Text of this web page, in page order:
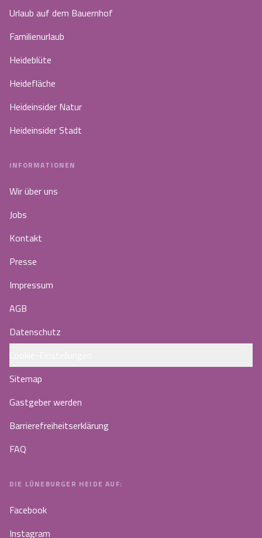
Urlaub auf dem Bauernhof
Familienurlaub
Heideblüte
Heidefläche
Heideinsider Natur
Heideinsider Stadt
INFORMATIONEN
Wir über uns
Jobs
Kontakt
Presse
Impressum
AGB
Datenschutz
Sitemap
Gastgeber werden
Barrierefreiheitserklärung
FAQ
DIE LÜNEBURGER HEIDE AUF:
Facebook
Instagram